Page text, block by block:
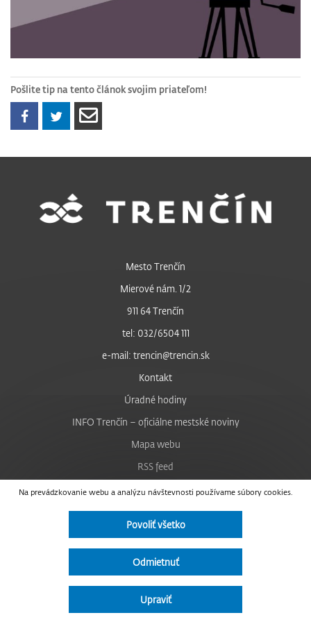
Pošlite tip na tento článok svojim priateľom!
Na prevádzkovanie webu a analýzu návštevnosti používame súbory cookies.
Povoliť všetko
Odmietnuť
Upraviť
Mesto Trenčín
Mierové nám. 1/2
911 64 Trenčín
tel: 032/6504 111
e-mail: trencin@trencin.sk
Kontakt
Úradné hodiny
INFO Trenčín – oficiálne mestské noviny
Mapa webu
RSS feed
Nastavenie cookies
Facebook
Instagram
Vyhlásenie o prístupnosti